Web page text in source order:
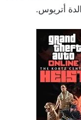
أتريوس.